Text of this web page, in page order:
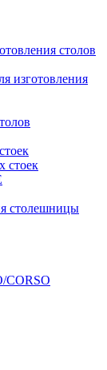
столов
изготовления
стоек
столешницы